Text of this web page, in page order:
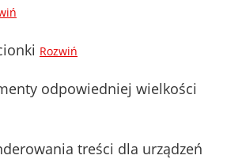
Rozwiń
odpowiedniej wielkości
treści dla urządzeń